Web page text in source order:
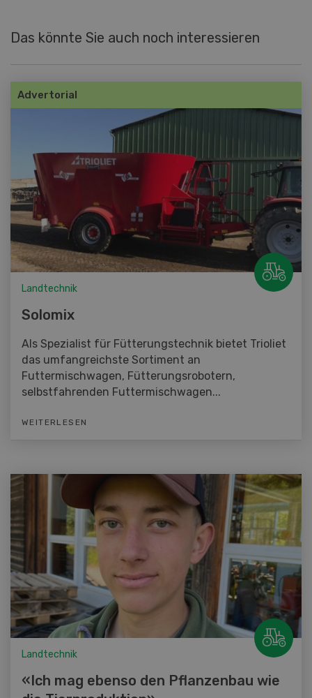
Das könnte Sie auch noch interessieren
Advertorial
Landtechnik
Solomix
Als Spezialist für Fütterungstechnik bietet Trioliet
das umfangreichste Sortiment an
Futtermischwagen, Fütterungsrobotern,
selbstfahrenden Futtermischwagen...
WEITERLESEN
Landtechnik
«Ich mag ebenso den Pflanzenbau wie